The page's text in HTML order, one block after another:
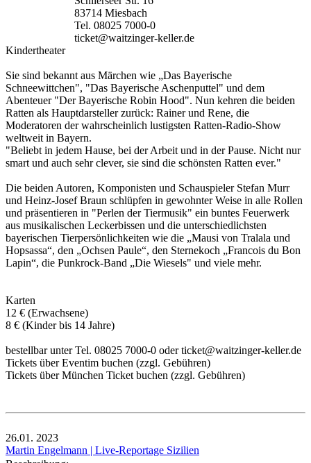
83714 Miesbach
Tel. 08025 7000-0
ticket@waitzinger-keller.de
Kindertheater
Sie sind bekannt aus Märchen wie „Das Bayerische
Schneewittchen", "Das Bayerische Aschenputtel" und dem
Abenteuer "Der Bayerische Robin Hood". Nun kehren die beiden
Ratten als Hauptdarsteller zurück: Rainer und Rene, die
Moderatoren der wahrscheinlich lustigsten Ratten-Radio-Show
weltweit in Bayern.
"Beliebt in jedem Hause, bei der Arbeit und in der Pause. Nicht nur
smart und auch sehr clever, sie sind die schönsten Ratten ever."
Die beiden Autoren, Komponisten und Schauspieler Stefan Murr
und Heinz-Josef Braun schlüpfen in gewohnter Weise in alle Rollen
und präsentieren in "Perlen der Tiermusik" ein buntes Feuerwerk
aus musikalischen Leckerbissen und die unterschiedlichsten
bayerischen Tierpersönlichkeiten wie die „Mausi von Tralala und
Hopsassa“, den „Ochsen Paule“, den Sternekoch „Francois du Bon
Lapin“, die Punkrock-Band „Die Wiesels" und viele mehr.
Karten
12 € (Erwachsene)
8 € (Kinder bis 14 Jahre)
bestellbar unter Tel. 08025 7000-0 oder ticket@waitzinger-keller.de
Tickets über Eventim buchen (zzgl. Gebühren)
Tickets über München Ticket buchen (zzgl. Gebühren)
26.01. 2023
Martin Engelmann | Live-Reportage Sizilien